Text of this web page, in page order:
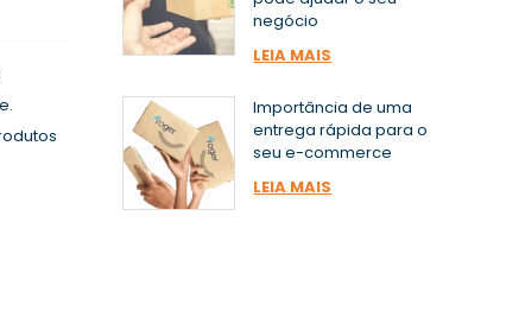
negócio
LEIA MAIS
Importância de uma
entrega rápida para o
seu e-commerce
LEIA MAIS